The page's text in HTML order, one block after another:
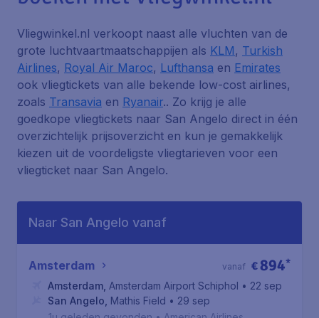
Vliegwinkel.nl verkoopt naast alle vluchten van de
grote luchtvaartmaatschappijen als KLM, Turkish
Airlines, Royal Air Maroc, Lufthansa en Emirates
ook vliegtickets van alle bekende low-cost airlines,
zoals Transavia en Ryanair.. Zo krijg je alle
goedkope vliegtickets naar San Angelo direct in één
overzichtelijk prijsoverzicht en kun je gemakkelijk
kiezen uit de voordeligste vliegtarieven voor een
vliegticket naar San Angelo.
Naar San Angelo vanaf
Amsterdam €894*
vanaf
Amsterdam Amsterdam Airport Schiphol • 22 sep
San Angelo Mathis Field • 29 sep